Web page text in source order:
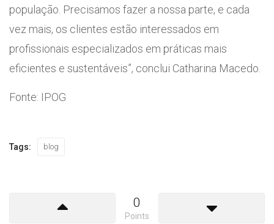
população. Precisamos fazer a nossa parte, e cada
vez mais, os clientes estão interessados em
profissionais especializados em práticas mais
eficientes e sustentáveis”, conclui Catharina Macedo.
Fonte: IPOG
Tags: blog
0
Points